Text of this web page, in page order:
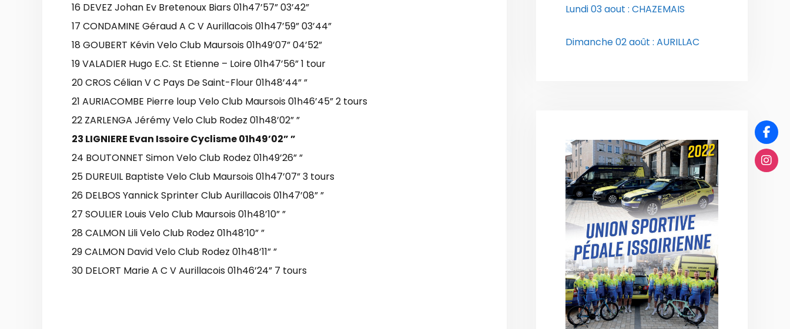
16 DEVEZ Johan Ev Bretenoux Biars 01h47’57” 03’42”
17 CONDAMINE Géraud A C V Aurillacois 01h47’59” 03’44”
18 GOUBERT Kévin Velo Club Maursois 01h49’07” 04’52”
19 VALADIER Hugo E.C. St Etienne – Loire 01h47’56” 1 tour
20 CROS Célian V C Pays De Saint-Flour 01h48’44” ”
21 AURIACOMBE Pierre loup Velo Club Maursois 01h46’45” 2 tours
22 ZARLENGA Jérémy Velo Club Rodez 01h48’02” ”
23 LIGNIERE Evan Issoire Cyclisme 01h49’02” ”
24 BOUTONNET Simon Velo Club Rodez 01h49’26” ”
25 DUREUIL Baptiste Velo Club Maursois 01h47’07” 3 tours
26 DELBOS Yannick Sprinter Club Aurillacois 01h47’08” ”
27 SOULIER Louis Velo Club Maursois 01h48’10” ”
28 CALMON Lili Velo Club Rodez 01h48’10” ”
29 CALMON David Velo Club Rodez 01h48’11” ”
30 DELORT Marie A C V Aurillacois 01h46’24” 7 tours
Lundi 03 aout : CHAZEMAIS
Dimanche 02 août : AURILLAC